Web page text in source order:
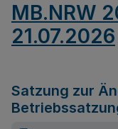
MB.NRW
21.07.2026
Satzung zur